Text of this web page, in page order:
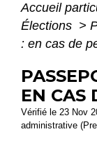
Accueil
Élections >
: en cas de
EN CAS
Vérifié le 23 Nov
administrative